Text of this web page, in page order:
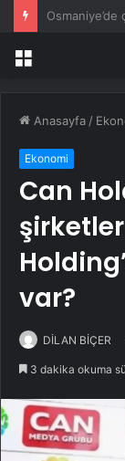
Menü
Anasayfa /
Ekonomi
Can
var?
DİLAN BİÇER
3 dakika okuma